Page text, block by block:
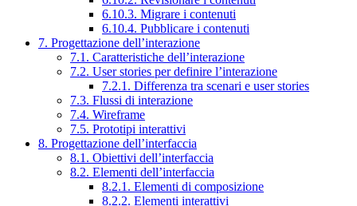
6.10.3. Migrare i contenuti
6.10.4. Pubblicare i contenuti
7. Progettazione dell’interazione
7.1. Caratteristiche dell’interazione
7.2. User stories per definire l’interazione
7.2.1. Differenza tra scenari e user stories
7.3. Flussi di interazione
7.4. Wireframe
7.5. Prototipi interattivi
8. Progettazione dell’interfaccia
8.1. Obiettivi dell’interfaccia
8.2. Elementi dell’interfaccia
8.2.1. Elementi di composizione
8.2.2. Elementi interattivi